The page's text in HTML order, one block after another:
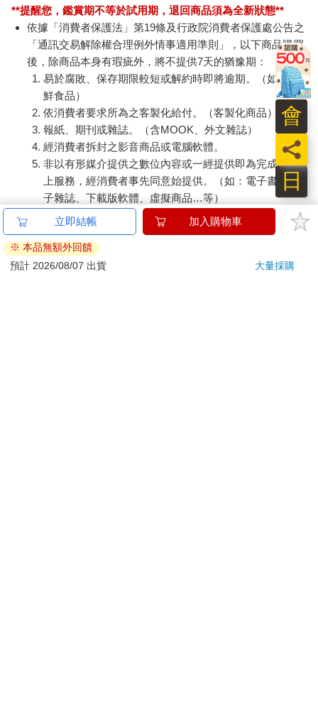
**提醒您，鑑賞期不等於試用期，退回商品須為全新狀態**
依據「消費者保護法」第19條及行政院消費者保護處公告之
「通訊交易解除權合理例外情事適用準則」，以下商品購買
後，除商品本身有瑕疵外，將不提供7天的猶豫期：
易於腐敗、保存期限較短或解約時即將逾期。（如：生
鮮食品）
依消費者要求所為之客製化給付。（客製化商品）
報紙、期刊或雜誌。（含MOOK、外文雜誌）
經消費者拆封之影音商品或電腦軟體。
非以有形媒介提供之數位內容或一經提供即為完成之線
上服務，經消費者事先同意始提供。（如：電子書、電
子雜誌、下載版軟體、虛擬商品…等）
已拆封之個人衛生用品。（如：內衣褲、刮鬍刀、除毛
刀…等）
若非上列種類商品，均享有到貨7天的猶豫期（含例假
日）。
日
員
會